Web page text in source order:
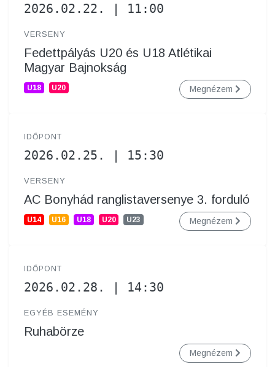
2026.02.22. | 11:00
VERSENY
Fedettpályás U20 és U18 Atlétikai
Magyar Bajnokság
U18 U20 Megnézem
IDŐPONT
2026.02.25. | 15:30
VERSENY
AC Bonyhád ranglistaversenye 3. forduló
U14 U16 U18 U20 U23 Megnézem
IDŐPONT
2026.02.28. | 14:30
EGYÉB ESEMÉNY
Ruhabörze
Megnézem